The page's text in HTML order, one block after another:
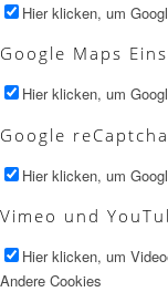
Hier klicken, um
Google Maps
Hier klicken, um
Google
Hier klicken, um
Vimeo und
Hier klicken, um
Andere Cookies